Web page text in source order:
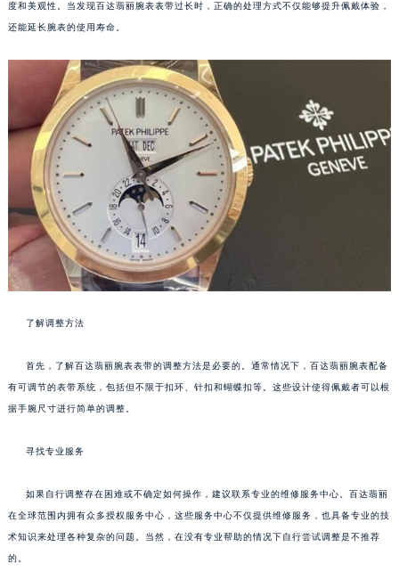
度和美观性。当发现百达翡丽腕表表带过长时，正确的处理方式不仅能够提升佩戴体验，
还能延长腕表的使用寿命。
了解调整方法
首先，了解百达翡丽腕表表带的调整方法是必要的。通常情况下，百达翡丽腕表配备
有可调节的表带系统，包括但不限于扣环、针扣和蝴蝶扣等。这些设计使得佩戴者可以根
据手腕尺寸进行简单的调整。
寻找专业服务
如果自行调整存在困难或不确定如何操作，建议联系专业的维修服务中心。百达翡丽
在全球范围内拥有众多授权服务中心，这些服务中心不仅提供维修服务，也具备专业的技
术知识来处理各种复杂的问题。当然，在没有专业帮助的情况下自行尝试调整是不推荐
的。